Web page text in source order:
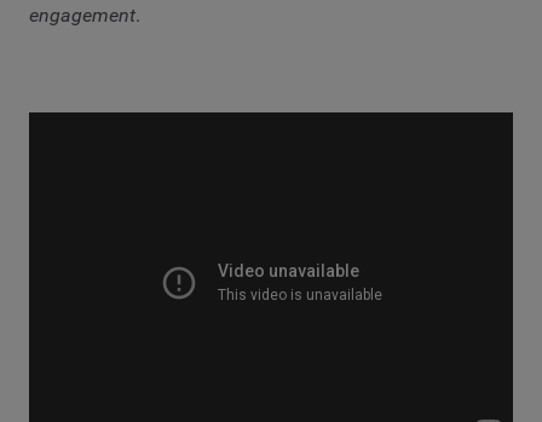
engagement.